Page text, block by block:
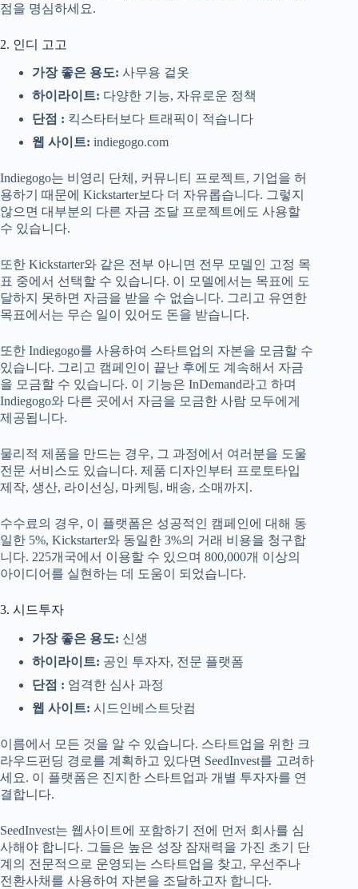
점을 명심하세요.
2. 인디 고고
가장 좋은 용도: 사무용 겉옷
하이라이트: 다양한 기능, 자유로운 정책
단점 : 킥스타터보다 트래픽이 적습니다
웹 사이트: indiegogo.com
Indiegogo는 비영리 단체, 커뮤니티 프로젝트, 기업을 허
용하기 때문에 Kickstarter보다 더 자유롭습니다. 그렇지
않으면 대부분의 다른 자금 조달 프로젝트에도 사용할
수 있습니다.
또한 Kickstarter와 같은 전부 아니면 전무 모델인 고정 목
표 중에서 선택할 수 있습니다. 이 모델에서는 목표에 도
달하지 못하면 자금을 받을 수 없습니다. 그리고 유연한
목표에서는 무슨 일이 있어도 돈을 받습니다.
또한 Indiegogo를 사용하여 스타트업의 자본을 모금할 수
있습니다. 그리고 캠페인이 끝난 후에도 계속해서 자금
을 모금할 수 있습니다. 이 기능은 InDemand라고 하며
Indiegogo와 다른 곳에서 자금을 모금한 사람 모두에게
제공됩니다.
물리적 제품을 만드는 경우, 그 과정에서 여러분을 도울
전문 서비스도 있습니다. 제품 디자인부터 프로토타입
제작, 생산, 라이선싱, 마케팅, 배송, 소매까지.
수수료의 경우, 이 플랫폼은 성공적인 캠페인에 대해 동
일한 5%, Kickstarter와 동일한 3%의 거래 비용을 청구합
니다. 225개국에서 이용할 수 있으며 800,000개 이상의
아이디어를 실현하는 데 도움이 되었습니다.
3. 시드투자
가장 좋은 용도: 신생
하이라이트: 공인 투자자, 전문 플랫폼
단점 : 엄격한 심사 과정
웹 사이트: 시드인베스트닷컴
이름에서 모든 것을 알 수 있습니다. 스타트업을 위한 크
라우드펀딩 경로를 계획하고 있다면 SeedInvest를 고려하
세요. 이 플랫폼은 진지한 스타트업과 개별 투자자를 연
결합니다.
SeedInvest는 웹사이트에 포함하기 전에 먼저 회사를 심
사해야 합니다. 그들은 높은 성장 잠재력을 가진 초기 단
계의 전문적으로 운영되는 스타트업을 찾고, 우선주나
전환사채를 사용하여 자본을 조달하고자 합니다.